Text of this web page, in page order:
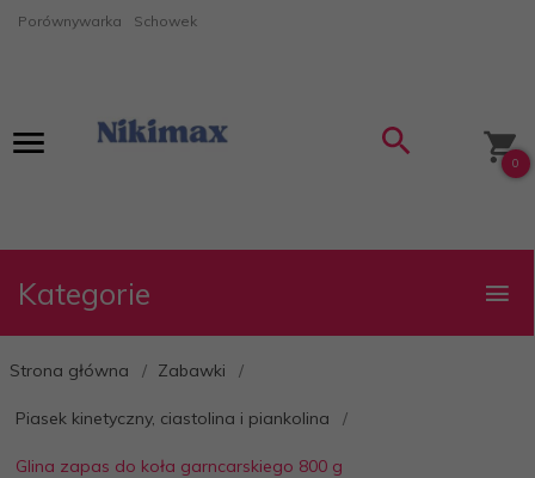
Porównywarka Schowek
0
Kategorie
Strona główna Zabawki
Piasek kinetyczny, ciastolina i piankolina
Glina zapas do koła garncarskiego 800 g